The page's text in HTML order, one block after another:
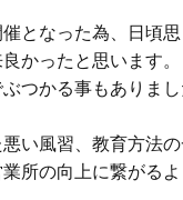
となった為、日頃
かったと思います。
つかる事もありま
い風習、教育方法
所の向上に繋がる